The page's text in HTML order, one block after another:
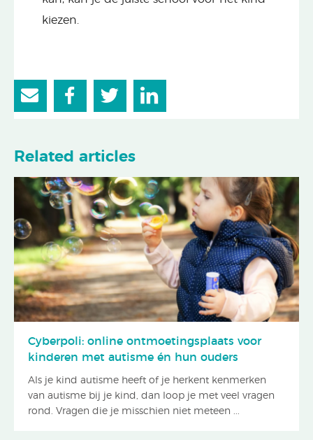
kiezen.
Related articles
Cyberpoli: online ontmoetingsplaats voor
kinderen met autisme én hun ouders
Als je kind autisme heeft of je herkent kenmerken
van autisme bij je kind, dan loop je met veel vragen
rond. Vragen die je misschien niet meteen ...